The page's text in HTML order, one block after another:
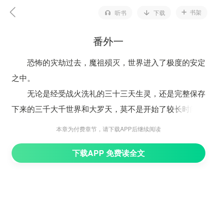
听书 下载 书架
番外一
恐怖的灾劫过去，魔祖殒灭，世界进入了极度的安定
之中。
无论是经受战火洗礼的三十三天生灵，还是完整保存
下来的三千大千世界和大罗天，莫不是开始了较长时间的
目中的圣地，更是其他世界强者向往的地方。
本章为付费章节，请下载APP后继续阅读
下载APP 免费读全文